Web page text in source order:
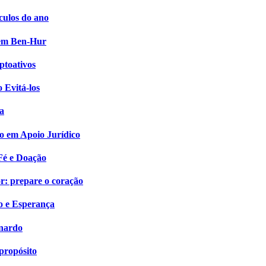
do ano
Ben-Hur
Evitá-los
em Apoio Jurídico
e Doação
prepare o coração
e Esperança